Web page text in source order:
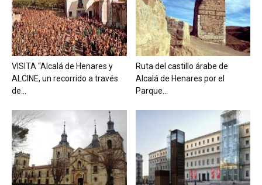
VISITA “Alcalá de Henares y
ALCINE, un recorrido a través
de...
Ruta del castillo árabe de
Alcalá de Henares por el
Parque...